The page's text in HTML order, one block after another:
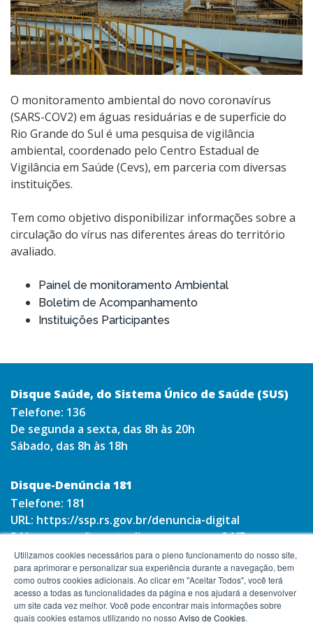
O monitoramento ambiental do novo coronavírus
(SARS-COV2) em águas residuárias e de superficie do
Rio Grande do Sul é uma pesquisa de vigilância
ambiental, coordenado pelo Centro Estadual de
Vigilância em Saúde (Cevs), em parceria com diversas
instituições.
Tem como objetivo disponibilizar informações sobre a
circulação do vírus nas diferentes áreas do território
avaliado.
Painel de monitoramento Ambiental
Boletim de Acompanhamento
Instituições Participantes
Disque Saúde, do Sistema Único de Saúde (SUS)
Telefone: 136
De segunda a sexta, das 8h às 20h
Sábado, das 8h às 18h
Disque-Denúncia 181
Telefone: 181
URL: https://ssp.rs.gov.br/denuncia-digital
24 horas por dia, sete dias por semana 24/7.
Utilizamos cookies necessários para o pleno funcionamento do nosso site,
para aprimorar e personalizar sua experiência durante a navegação, bem
como outros cookies adicionais. Ao clicar em "Aceitar Todos", você terá
acesso a todas as funcionalidades da página e nos ajudará a desenvolver
um site cada vez melhor. Você pode encontrar mais informações sobre
quais cookies estamos utilizando no nosso Aviso de Cookies.